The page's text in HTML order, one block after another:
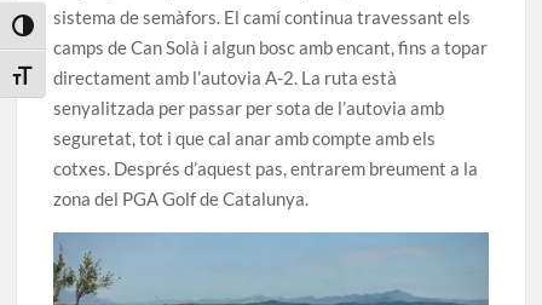
Toggle High Contrast
Toggle Font size
sistema de semàfors. El camí continua travessant els
camps de Can Solà i algun bosc amb encant, fins a topar
directament amb l’autovia A-2. La ruta està
senyalitzada per passar per sota de l’autovia amb
seguretat, tot i que cal anar amb compte amb els
cotxes. Després d’aquest pas, entrarem breument a la
zona del PGA Golf de Catalunya.